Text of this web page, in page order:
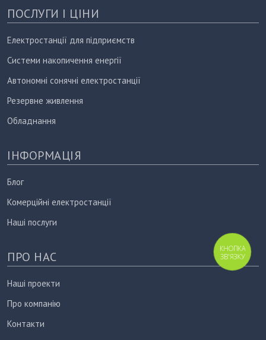
ПОСЛУГИ І ЦІНИ
Електростанції для підприємств
Системи накопичення енергії
Автономні сонячні електростанції
Резервне живлення
Обладнання
ІНФОРМАЦІЯ
Блог
Комерційні електростанції
Наші послуги
ПРО НАС
Наші проекти
Про компанію
Контакти
КНОПКА
ЗВ'ЯЗКУ